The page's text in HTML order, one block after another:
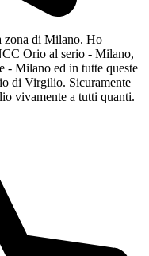
zona di Milano. Ho
Orio al serio - Milano,
Milano ed in tutte queste
di Virgilio. Sicuramente
vivamente a tutti quanti.